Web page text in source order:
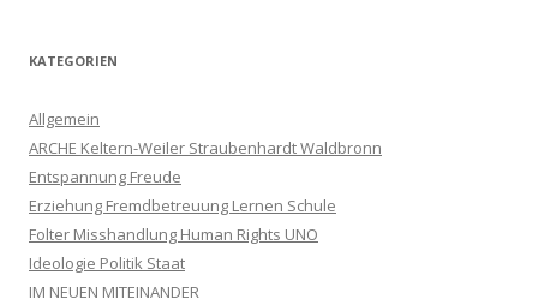
KATEGORIEN
Allgemein
ARCHE Keltern-Weiler Straubenhardt Waldbronn
Entspannung Freude
Erziehung Fremdbetreuung Lernen Schule
Folter Misshandlung Human Rights UNO
Ideologie Politik Staat
IM NEUEN MITEINANDER